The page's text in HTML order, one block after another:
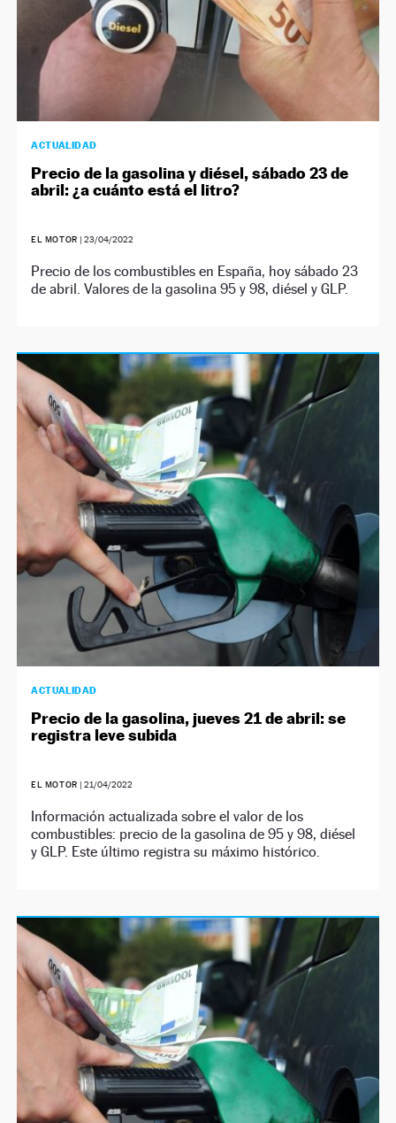
ACTUALIDAD
Precio de la gasolina y diésel, sábado 23 de
abril: ¿a cuánto está el litro?
EL MOTOR | 23/04/2022
Precio de los combustibles en España, hoy sábado 23
de abril. Valores de la gasolina 95 y 98, diésel y GLP.
ACTUALIDAD
Precio de la gasolina, jueves 21 de abril: se
registra leve subida
EL MOTOR | 21/04/2022
Información actualizada sobre el valor de los
combustibles: precio de la gasolina de 95 y 98, diésel
y GLP. Este último registra su máximo histórico.